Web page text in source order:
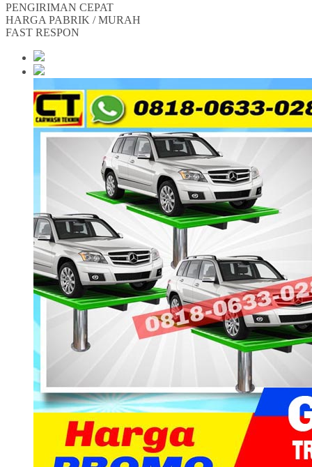
PENGIRIMAN CEPAT
HARGA PABRIK / MURAH
FAST RESPON